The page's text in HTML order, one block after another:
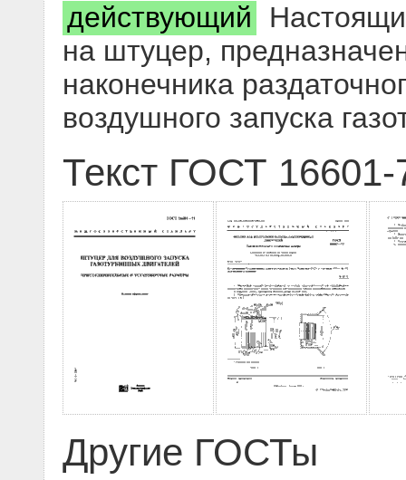
действующий
на штуцер,
наконечника
воздушного запуска
Текст ГОСТ 16601-
Другие ГОСТы